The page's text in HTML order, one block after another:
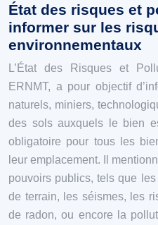
État des risques et
informer sur les
environnementaux
L’État des Risques et
ERNMT, a pour objectif
naturels, miniers,
des sols auxquels le bien
obligatoire pour tous les
leur emplacement. Il
pouvoirs publics, tels que
de terrain, les séismes, les
de radon, ou encore la